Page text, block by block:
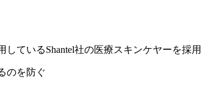
ているShantel社の医療スキンケヤーを採
のを防ぐ